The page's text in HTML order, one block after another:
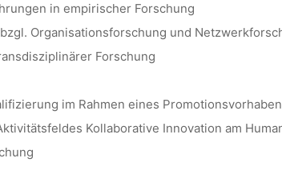
in empirischer Forschung
Organisationsforschung und
Forschung
im Rahmen eines
Kollaborative Innovation am